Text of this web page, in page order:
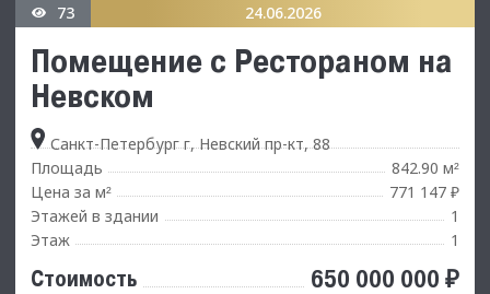
73 24.06.2026
Помещение с Рестораном на
Невском
Санкт-Петербург г, Невский пр-кт, 88
Площадь
842.90 м²
Цена за м²
771 147 ₽
Этажей в здании
1
Этаж
1
Стоимость 650 000 000 ₽